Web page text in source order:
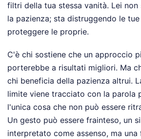
filtri della tua stessa vanità. Lei
la pazienza; sta distruggendo le
proteggere le proprie.
C'è chi sostiene che un approccio
porterebbe a risultati migliori. Ma
chi beneficia della pazienza altrui.
limite viene tracciato con la parola
l'unica cosa che non può essere
Un gesto può essere frainteso, un
interpretato come assenso, ma